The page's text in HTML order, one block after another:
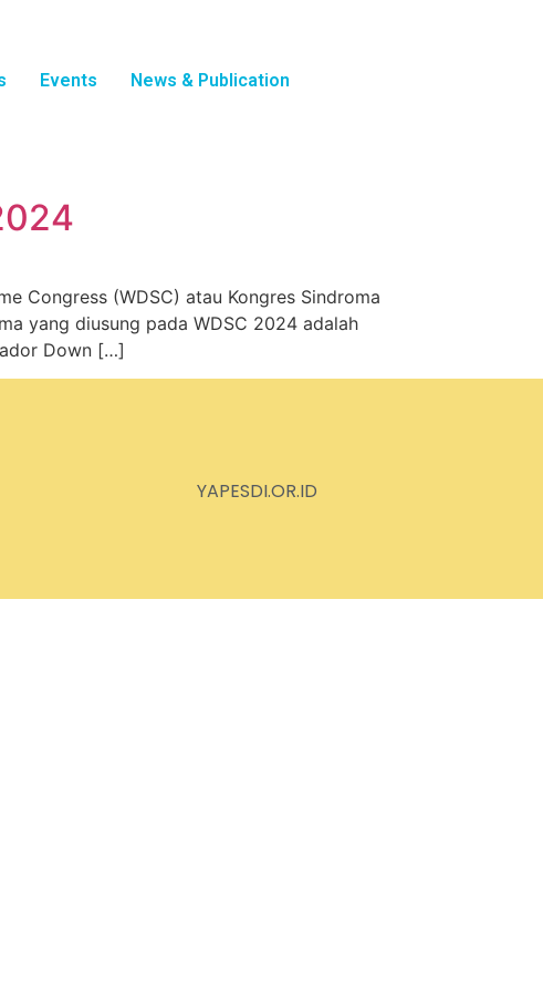
Events News & Publication
Congress (WDSC) atau Kongres Sindroma
yang diusung pada WDSC 2024 adalah
Down […]
YAPESDI.OR.ID